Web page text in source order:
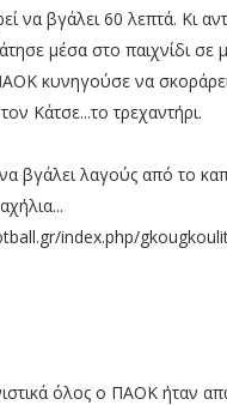
να βγάλει 60 λεπτά. Κι
μέσα στο παιχνίδι σε
κυνηγούσε να σκοράρει
Κάτσε...το τρεχαντήρι.
βγάλει λαγούς από το
index.php/
όλος ο ΠΑΟΚ ήταν